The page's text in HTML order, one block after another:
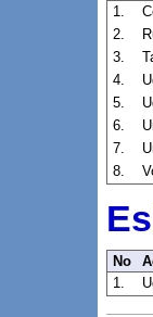
1.
2.
3.
4.
5.
6.
7.
8.
No
1.